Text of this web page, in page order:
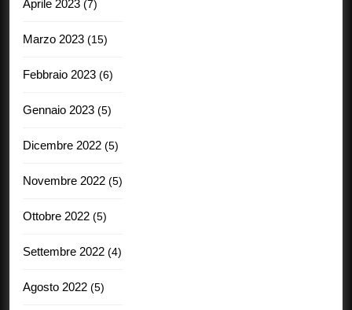
Aprile 2023 (7)
Marzo 2023 (15)
Febbraio 2023 (6)
Gennaio 2023 (5)
Dicembre 2022 (5)
Novembre 2022 (5)
Ottobre 2022 (5)
Settembre 2022 (4)
Agosto 2022 (5)